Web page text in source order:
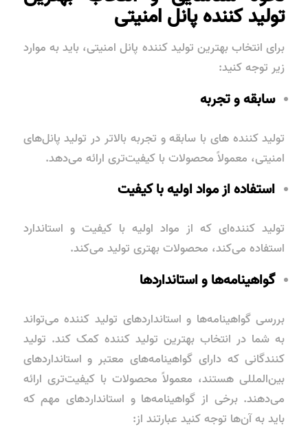
تولید کننده پانل امنیتی
برای انتخاب بهترین تولید کننده پانل امنیتی، باید به موارد
زیر توجه کنید:
سابقه و تجربه
تولید کننده‌ های با سابقه و تجربه بالاتر در تولید پانل‌های
امنیتی، معمولاً محصولات با کیفیت‌تری ارائه می‌دهد.
استفاده از مواد اولیه با کیفیت
تولید کننده‌ای که از مواد اولیه با کیفیت و استاندارد
استفاده می‌کند، محصولات بهتری تولید می‌کند.
گواهینامه‌ها و استانداردها
بررسی گواهینامه‌ها و استانداردهای تولید کننده می‌تواند
به شما در انتخاب بهترین تولید کننده کمک کند. تولید
کنندگانی که دارای گواهینامه‌های معتبر و استانداردهای
بین‌المللی هستند، معمولاً محصولات با کیفیت‌تری ارائه
می‌دهند. برخی از گواهینامه‌ها و استانداردهای مهم که
باید به آن‌ها توجه کنید عبارتند از: